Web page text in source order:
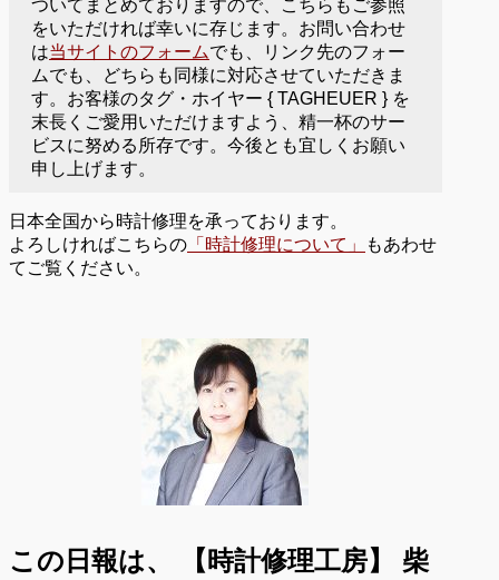
ついてまとめておりますので、こちらもご参照
をいただければ幸いに存じます。お問い合わせ
は当サイトのフォームでも、リンク先のフォー
ムでも、どちらも同様に対応させていただきま
す。お客様のタグ・ホイヤー { TAGHEUER } を
末長くご愛用いただけますよう、精一杯のサー
ビスに努める所存です。今後とも宜しくお願い
申し上げます。
日本全国から時計修理を承っております。
よろしければこちらの 「時計修理について」
もあわせ
てご覧ください。
この日報は、
【時計修理工房】 柴